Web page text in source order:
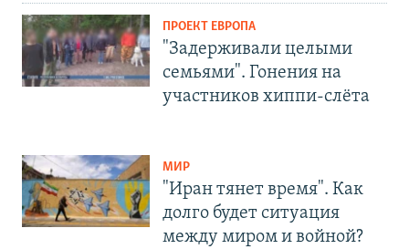
ПРОЕКТ ЕВРОПА
"Задерживали целыми
семьями". Гонения на
участников хиппи-слёта
МИР
"Иран тянет время". Как
долго будет ситуация
между миром и войной?